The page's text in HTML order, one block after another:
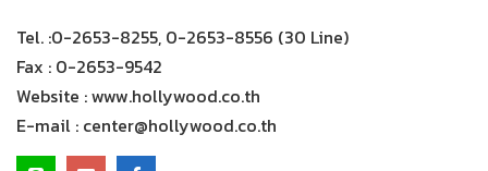
Tel. :0-2653-8255, 0-2653-8556 (30 Line)
Fax : 0-2653-9542
Website :www.hollywood.co.th
E-mail : center@hollywood.co.th